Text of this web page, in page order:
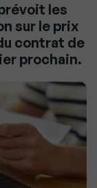
les
sur le prix
contrat de
prochain.